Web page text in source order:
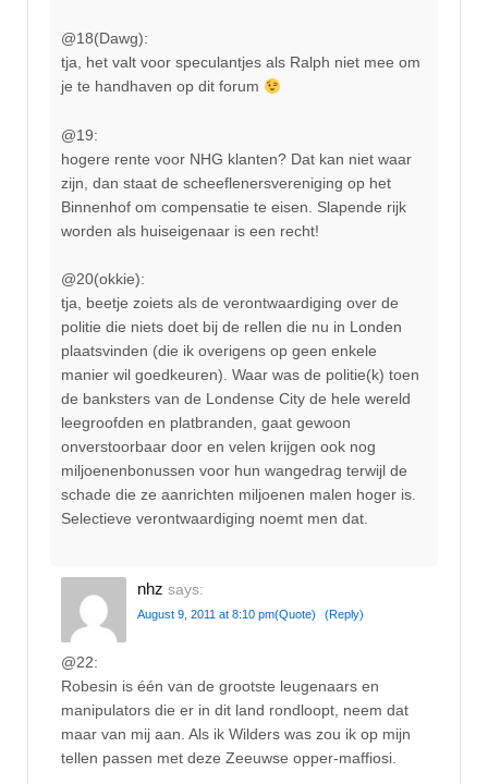
@18(Dawg):
tja, het valt voor speculantjes als Ralph niet mee om
je te handhaven op dit forum
@19:
hogere rente voor NHG klanten? Dat kan niet waar
zijn, dan staat de scheeflenersvereniging op het
Binnenhof om compensatie te eisen. Slapende rijk
worden als huiseigenaar is een recht!
@20(okkie):
tja, beetje zoiets als de verontwaardiging over de
politie die niets doet bij de rellen die nu in Londen
plaatsvinden (die ik overigens op geen enkele
manier wil goedkeuren). Waar was de politie(k) toen
de banksters van de Londense City de hele wereld
leegroofden en platbranden, gaat gewoon
onverstoorbaar door en velen krijgen ook nog
miljoenenbonussen voor hun wangedrag terwijl de
schade die ze aanrichten miljoenen malen hoger is.
Selectieve verontwaardiging noemt men dat.
nhz says:
August 9, 2011 at 8:10 pm(Quote) (Reply)
@22:
Robesin is één van de grootste leugenaars en
manipulators die er in dit land rondloopt, neem dat
maar van mij aan. Als ik Wilders was zou ik op mijn
tellen passen met deze Zeeuwse opper-maffiosi.